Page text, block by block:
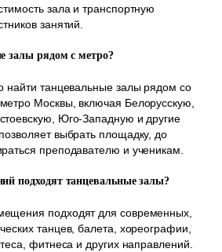
зала и транспортную
занятий.
залы рядом с метро?
найти танцевальные залы рядом со
Москвы, включая Белорусскую,
Юго-Западную и другие
выбрать площадку, до
преподавателю и ученикам.
подходят танцевальные залы?
подходят для современных,
танцев, балета, хореографии,
фитнеса и других направлений.